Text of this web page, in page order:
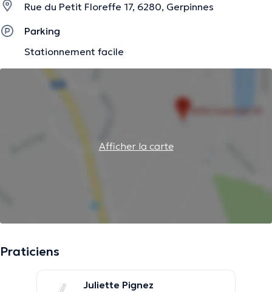
Rue du Petit Floreffe 17, 6280, Gerpinnes
Parking
Stationnement facile
Afficher la carte
Praticiens
Juliette Pignez